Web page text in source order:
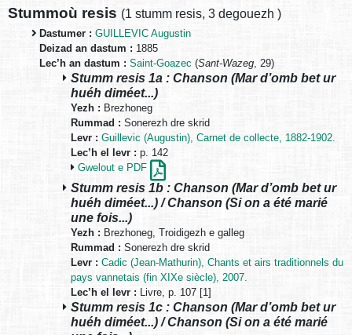
Stummoù resis (1 stumm resis, 3 degouezh )
Dastumer : GUILLEVIC Augustin
Deizad an dastum : 1885
Lec’h an dastum : Saint-Goazec (Sant-Wazeg, 29)
Stumm resis 1a : Chanson (Mar d’omb bet ur
huéh diméet...)
Yezh : Brezhoneg
Rummad : Sonerezh dre skrid
Levr : Guillevic (Augustin), Carnet de collecte, 1882-1902.
Lec’h el levr : p. 142
Gwelout e PDF
Stumm resis 1b : Chanson (Mar d’omb bet ur
huéh diméet...) / Chanson (Si on a été marié
une fois...)
Yezh : Brezhoneg, Troidigezh e galleg
Rummad : Sonerezh dre skrid
Levr : Cadic (Jean-Mathurin), Chants et airs traditionnels du
pays vannetais (fin XIXe siècle), 2007.
Lec’h el levr : Livre, p. 107 [1]
Stumm resis 1c : Chanson (Mar d’omb bet ur
huéh diméet...) / Chanson (Si on a été marié